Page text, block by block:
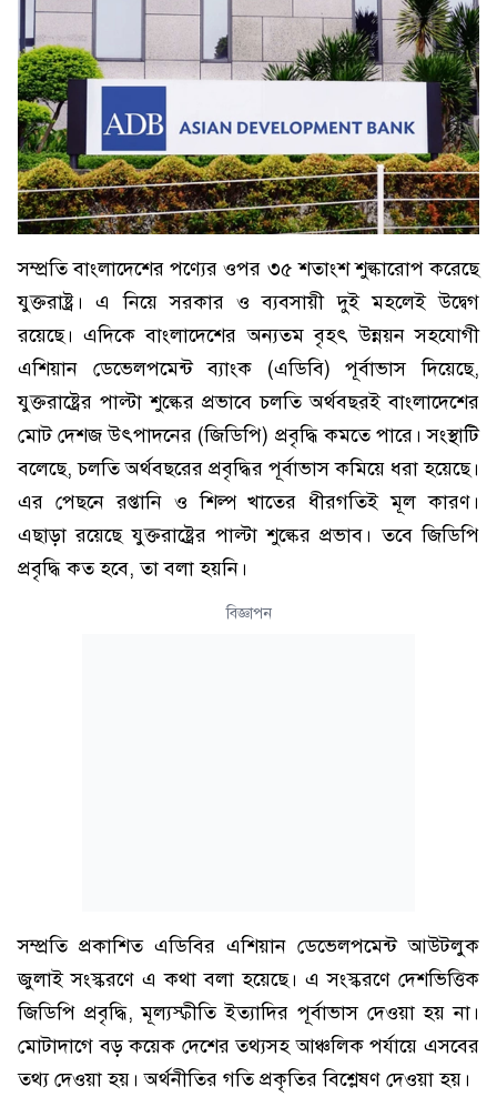
সম্প্রতি বাংলাদেশের পণ্যের ওপর ৩৫ শতাংশ শুল্কারোপ করেছে
যুক্তরাষ্ট্র। এ নিয়ে সরকার ও ব্যবসায়ী দুই মহলেই উদ্বেগ
রয়েছে। এদিকে বাংলাদেশের অন্যতম বৃহৎ উন্নয়ন সহযোগী
এশিয়ান ডেভেলপমেন্ট ব্যাংক (এডিবি) পূর্বাভাস দিয়েছে,
যুক্তরাষ্ট্রের পাল্টা শুল্কের প্রভাবে চলতি অর্থবছরই বাংলাদেশের
মোট দেশজ উৎপাদনের (জিডিপি) প্রবৃদ্ধি কমতে পারে। সংস্থাটি
বলেছে, চলতি অর্থবছরের প্রবৃদ্ধির পূর্বাভাস কমিয়ে ধরা হয়েছে।
এর পেছনে রপ্তানি ও শিল্প খাতের ধীরগতিই মূল কারণ।
এছাড়া রয়েছে যুক্তরাষ্ট্রের পাল্টা শুল্কের প্রভাব। তবে জিডিপি
প্রবৃদ্ধি কত হবে, তা বলা হয়নি।
বিজ্ঞাপন
সম্প্রতি প্রকাশিত এডিবির এশিয়ান ডেভেলপমেন্ট আউটলুক
জুলাই সংস্করণে এ কথা বলা হয়েছে। এ সংস্করণে দেশভিত্তিক
জিডিপি প্রবৃদ্ধি, মূল্যস্ফীতি ইত্যাদির পূর্বাভাস দেওয়া হয় না।
মোটাদাগে বড় কয়েক দেশের তথ্যসহ আঞ্চলিক পর্যায়ে এসবের
তথ্য দেওয়া হয়। অর্থনীতির গতি প্রকৃতির বিশ্লেষণ দেওয়া হয়।